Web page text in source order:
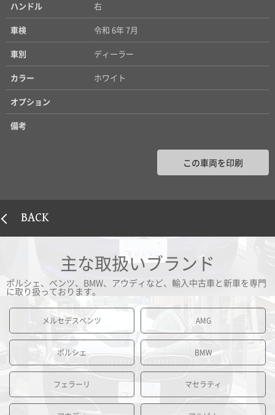
ハンドル 右
車検 令和 6年 7月
車別 ディーラー
カラー ホワイト
オプション
備考
この車両を印刷
BACK
主な取扱いブランド
ポルシェ、ベンツ、BMW、アウディなど、輸入中古車と新車を専門
に取り扱っております。
メルセデスベンツ AMG
ポルシェ BMW
フェラーリ マセラティ